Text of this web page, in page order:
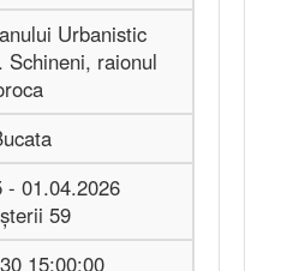
Urbanistic
Schineni, raionul
- 01.04.2026
59
15:00:00